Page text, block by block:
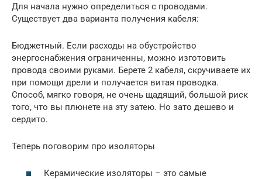
Для начала нужно определиться с проводами.
Существует два варианта получения кабеля:
Бюджетный. Если расходы на обустройство
энергоснабжения ограниченны, можно изготовить
провода своими руками. Берете 2 кабеля, скручиваете их
при помощи дрели и получается витая проводка.
Способ, мягко говоря, не очень щадящий, большой риск
того, что вы плюнете на эту затею. Но зато дешево и
сердито.
Теперь поговорим про изоляторы
Керамические изоляторы – это самые